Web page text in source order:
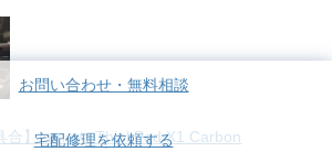
合】Lenovo ThinkPad X1 Carbon
お問い合わせ・無料相談
宅配修理を依頼する